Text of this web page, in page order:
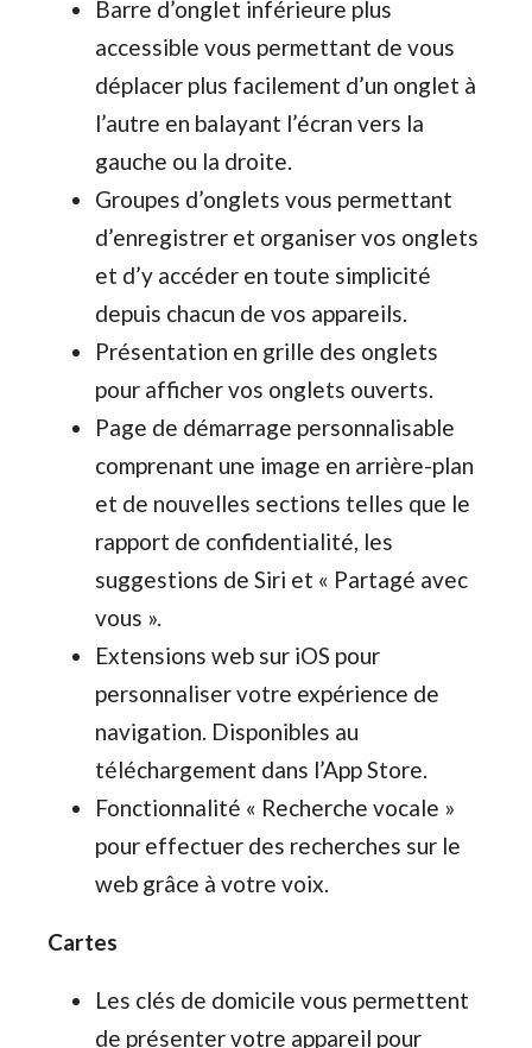
Barre d’onglet inférieure plus
accessible vous permettant de vous
déplacer plus facilement d’un onglet à
l’autre en balayant l’écran vers la
gauche ou la droite.
Groupes d’onglets vous permettant
d’enregistrer et organiser vos onglets
et d’y accéder en toute simplicité
depuis chacun de vos appareils.
Présentation en grille des onglets
pour afficher vos onglets ouverts.
Page de démarrage personnalisable
comprenant une image en arrière-plan
et de nouvelles sections telles que le
rapport de confidentialité, les
suggestions de Siri et « Partagé avec
vous ».
Extensions web sur iOS pour
personnaliser votre expérience de
navigation. Disponibles au
téléchargement dans l’App Store.
Fonctionnalité « Recherche vocale »
pour effectuer des recherches sur le
web grâce à votre voix.
Cartes
Les clés de domicile vous permettent
de présenter votre appareil pour